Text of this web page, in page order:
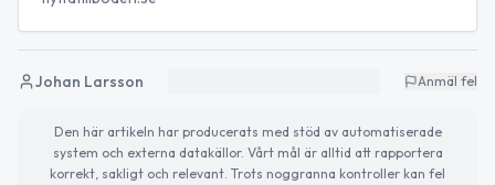
Johan Larsson Anmäl fel
Den här artikeln har producerats med stöd av automatiserade
system och externa datakällor. Vårt mål är alltid att rapportera
korrekt, sakligt och relevant. Trots noggranna kontroller kan fel